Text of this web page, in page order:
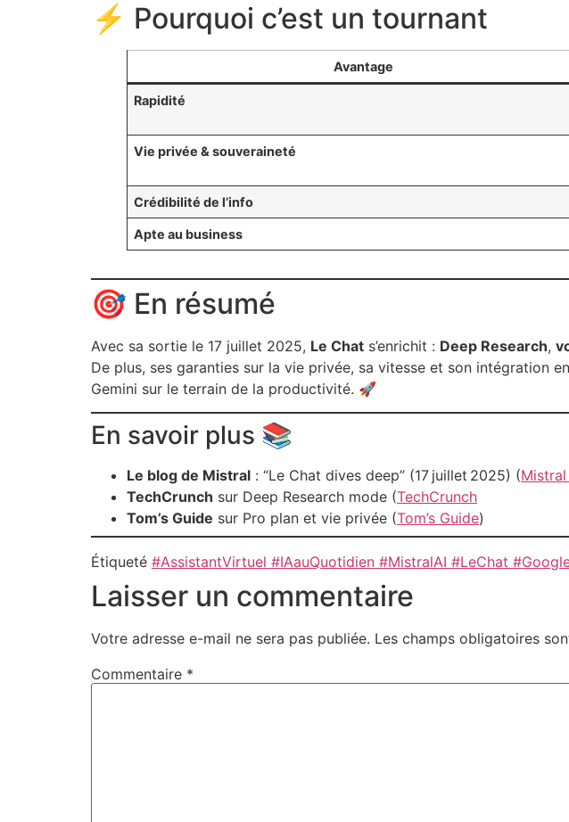
⚡ Pourquoi c’est un tournant
Avantage
Rapidité
Vie privée & souveraineté
Crédibilité de l’info
Apte au business
🎯 En résumé
Avec sa sortie le 17 juillet 2025, Le Chat s’enrichit : Deep Research,
De plus, ses garanties sur la vie privée, sa vitesse et son intégration
Gemini sur le terrain de la productivité. 🚀
En savoir plus 📚
Le blog de Mistral : “Le Chat dives deep” (17 juillet 2025) (Mistral
TechCrunch sur Deep Research mode (TechCrunch
Tom’s Guide sur Pro plan et vie privée (Tom’s Guide)
Étiqueté #AssistantVirtuel #IAauQuotidien #MistralAI #LeChat
Laisser un commentaire
Votre adresse e-mail ne sera pas publiée. Les champs obligatoires
Commentaire *